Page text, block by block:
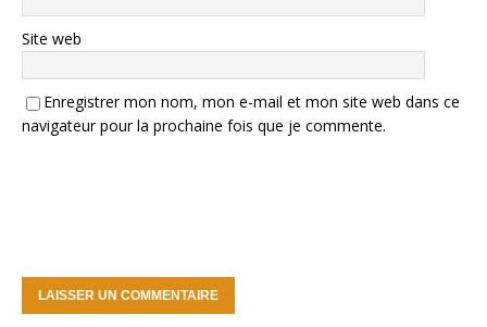
Site web
Enregistrer mon nom, mon e-mail et mon site web dans ce
navigateur pour la prochaine fois que je commente.